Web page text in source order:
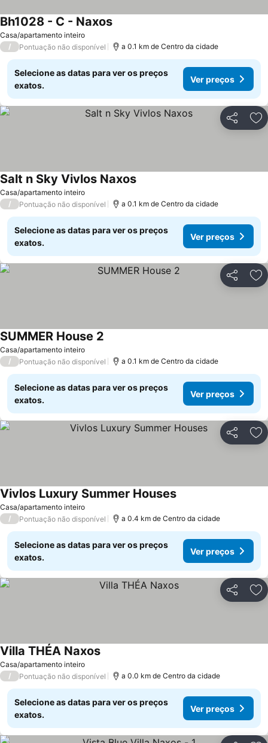
Casa/apartamento inteiro
Bh1028 - C - Naxos
/ Pontuação não disponível a 0.1 km de Centro da cidade
Selecione as datas para ver os preços
exatos.
Ver preços
Partilhar
Casa/apartamento inteiro
Salt n Sky Vivlos Naxos
/ Pontuação não disponível a 0.1 km de Centro da cidade
Selecione as datas para ver os preços
exatos.
Ver preços
Partilhar
Casa/apartamento inteiro
SUMMER House 2
/ Pontuação não disponível a 0.1 km de Centro da cidade
Selecione as datas para ver os preços
exatos.
Ver preços
Partilhar
Casa/apartamento inteiro
Vivlos Luxury Summer Houses
/ Pontuação não disponível a 0.4 km de Centro da cidade
Selecione as datas para ver os preços
exatos.
Ver preços
Partilhar
Casa/apartamento inteiro
Villa THÉA Naxos
/ Pontuação não disponível a 0.0 km de Centro da cidade
Selecione as datas para ver os preços
exatos.
Ver preços